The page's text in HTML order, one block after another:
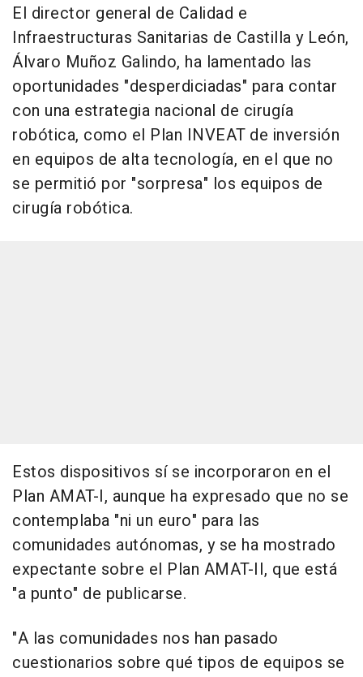
El director general de Calidad e
Infraestructuras Sanitarias de Castilla y León,
Álvaro Muñoz Galindo, ha lamentado las
oportunidades "desperdiciadas" para contar
con una estrategia nacional de cirugía
robótica, como el Plan INVEAT de inversión
en equipos de alta tecnología, en el que no
se permitió por "sorpresa" los equipos de
cirugía robótica.
Estos dispositivos sí se incorporaron en el
Plan AMAT-I, aunque ha expresado que no se
contemplaba "ni un euro" para las
comunidades autónomas, y se ha mostrado
expectante sobre el Plan AMAT-II, que está
"a punto" de publicarse.
"A las comunidades nos han pasado
cuestionarios sobre qué tipos de equipos se